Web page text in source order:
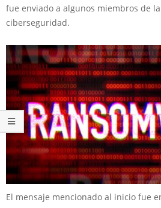
fue enviado a algunos miembros de
ciberseguridad.
El mensaje mencionado al inicio fue